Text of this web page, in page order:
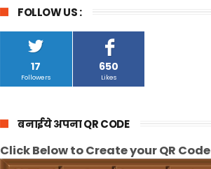
FOLLOW US :
17
Followers
650
Likes
बनाईये अपना QR CODE
Click Below to Create your QR Code